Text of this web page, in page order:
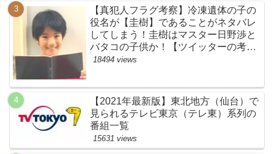
【真犯人フラグ考察】冷凍遺体の子の
役名が【圭樹】であることがネタバレ
してしまう！圭樹はマスター日野渉と
バタコの子供か！【ツイッターの考察
ネタバレ感想評価評判あらすじ原作犯
18494 views
【2021年最新版】東北地方（仙台）で
見られるテレビ東京（テレ東）系列の
番組一覧
15631 views